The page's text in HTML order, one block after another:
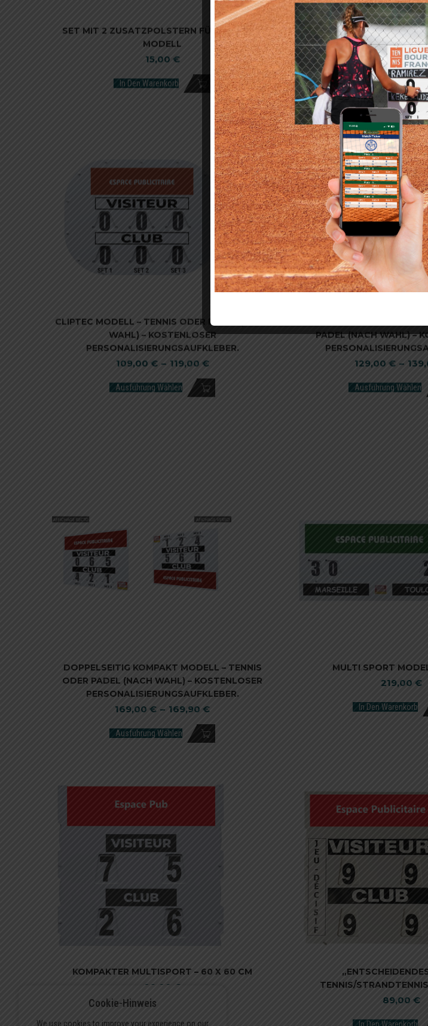
SET MIT 2 ZUSATZPOLSTERN FÜR GROSSES M
ODELL
15,00 €
In Den Warenkorb
SET MIT 4 SCHWARZEN
15,00€
In Den Warenkorb
CLIPTEC MODELL – TENNIS ODER PADEL (NACH
WAHL) – KOSTENLOSER
PERSONALISIERUNGSAUFKLEBER.
109,00 € – 119,00 €
Ausführung Wählen
PADEL (NACH WAHL) –
129,00 € –
Ausführung Wählen
DOPPELSEITIG KOMPAKT MODELL – TENNIS
ODER PADEL (NACH WAHL) – KOSTENLOSER
PERSONALISIERUNGSAUFKLEBER.
169,00€ – 169,90€
Ausführung Wählen
MULTI SPORT
219,00€
In Den Warenkorb
KOMPAKTER MULTISPORT – 60 X 60 CM
89,00 €
TENNIS/
89,00€
Cookie-Hinweis
We use cookies to improve your experience on our